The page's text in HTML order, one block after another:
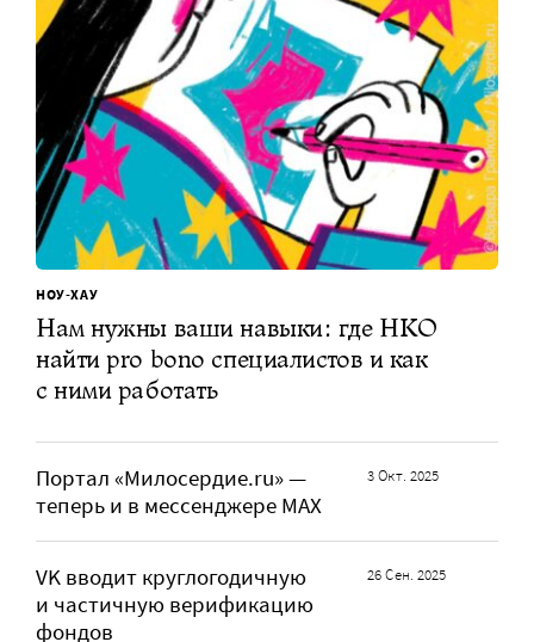
НОУ-ХАУ
Нам нужны ваши навыки: где НКО
найти pro bono специалистов и как
с ними работать
Портал «Милосердие.ru» —
теперь и в мессенджере MAX
3 Окт. 2025
VK вводит круглогодичную
и частичную верификацию
фондов
26 Сен. 2025